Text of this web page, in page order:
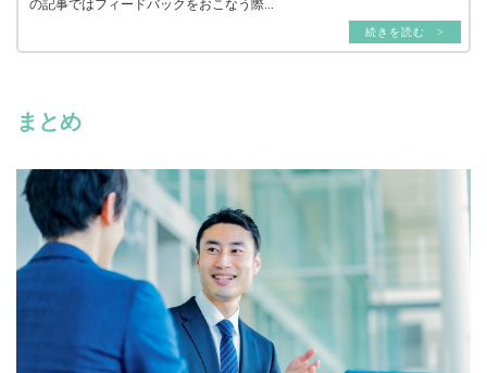
の記事ではフィードバックをおこなう際...
続きを読む >
まとめ